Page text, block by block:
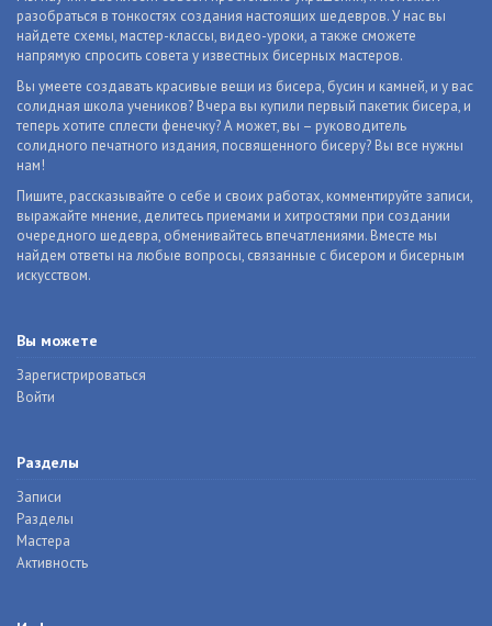
разобраться в тонкостях создания настоящих шедевров. У нас вы
найдете схемы, мастер-классы, видео-уроки, а также сможете
напрямую спросить совета у известных бисерных мастеров.
Вы умеете создавать красивые вещи из бисера, бусин и камней, и у вас
солидная школа учеников? Вчера вы купили первый пакетик бисера, и
теперь хотите сплести фенечку? А может, вы – руководитель
солидного печатного издания, посвященного бисеру? Вы все нужны
нам!
Пишите, рассказывайте о себе и своих работах, комментируйте записи,
выражайте мнение, делитесь приемами и хитростями при создании
очередного шедевра, обменивайтесь впечатлениями. Вместе мы
найдем ответы на любые вопросы, связанные с бисером и бисерным
искусством.
Вы можете
Зарегистрироваться
Войти
Разделы
Записи
Разделы
Мастера
Активность